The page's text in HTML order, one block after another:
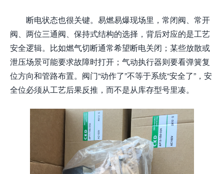
断电状态也很关键。易燃易爆现场里，常闭阀、常开
阀、两位三通阀、保持式结构的选择，背后对应的是工艺
安全逻辑。比如燃气切断通常希望断电关闭；某些放散或
泄压场景可能要求故障时打开；气动执行器则要看弹簧复
位方向和管路布置。阀门“动作了”不等于系统“安全了”，安
全位必须从工艺后果反推，而不是从库存型号里凑。